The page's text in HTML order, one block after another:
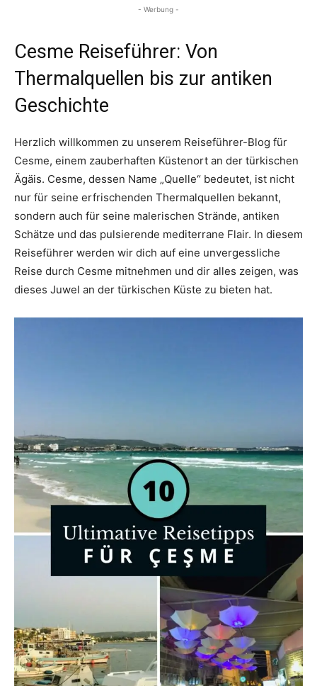
- Werbung -
Cesme Reiseführer: Von
Thermalquellen bis zur antiken
Geschichte
Herzlich willkommen zu unserem Reiseführer-Blog für
Cesme, einem zauberhaften Küstenort an der türkischen
Ägäis. Cesme, dessen Name „Quelle“ bedeutet, ist nicht
nur für seine erfrischenden Thermalquellen bekannt,
sondern auch für seine malerischen Strände, antiken
Schätze und das pulsierende mediterrane Flair. In diesem
Reiseführer werden wir dich auf eine unvergessliche
Reise durch Cesme mitnehmen und dir alles zeigen, was
dieses Juwel an der türkischen Küste zu bieten hat.